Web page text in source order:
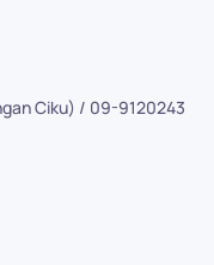
Ciku) / 09-9120243